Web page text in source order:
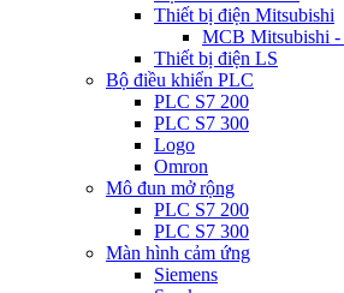
Thiết bị điện Mitsubishi
MCB Mitsubishi -
Thiết bị điện LS
Bộ điều khiển PLC
PLC S7 200
PLC S7 300
Logo
Omron
Mô đun mở rộng
PLC S7 200
PLC S7 300
Màn hình cảm ứng
Siemens